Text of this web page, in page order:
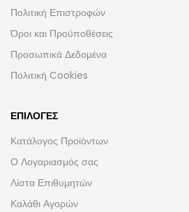
Πολιτική Επιστροφών
Όροι και Προϋποθέσεις
Προσωπικά Δεδομένα
Πολιτική Cookies
ΕΠΙΛΟΓΈΣ
Κατάλογος Προϊόντων
Ο Λογαριασμός σας
Λίστα Επιθυμητών
Καλάθι Αγορών